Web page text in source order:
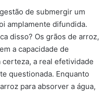
de submergir um
amplamente difundida.
disso? Os grãos de arroz,
a capacidade de
a real efetividade
questionada. Enquanto
para absorver a água,